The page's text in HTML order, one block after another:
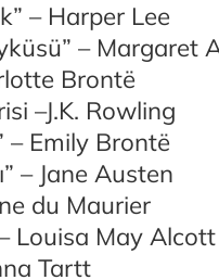
– Harper Lee
– Margaret
Brontë
–J.K. Rowling
Emily Brontë
– Jane Austen
du Maurier
Louisa May Alcott
Tartt